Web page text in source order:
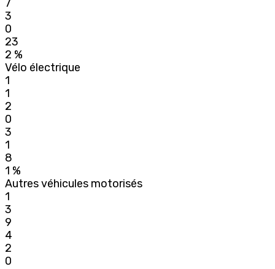
7
3
0
23
2 %
Vélo électrique
1
1
2
0
3
1
8
1 %
Autres véhicules motorisés
1
3
9
4
2
0